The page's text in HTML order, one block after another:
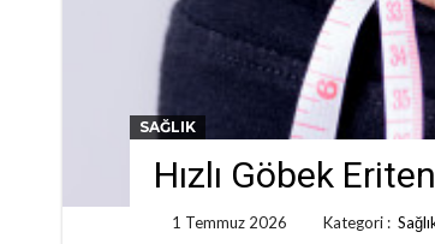
SAĞLIK
Hızlı Göbek
1 Temmuz 2026 Kategori :